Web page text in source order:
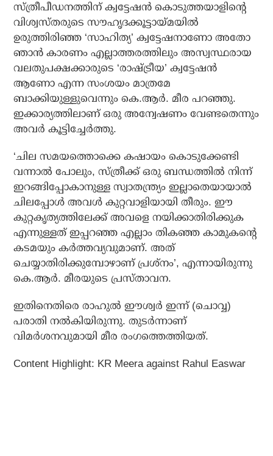
സ്ത്രീപീഡനത്തിന് ക്വട്ടേഷന്‍ കൊടുത്തയാളിന്റെ
വിശ്വസ്തരുടെ സൗഹൃദക്കൂട്ടായ്മയില്‍
ഉരുത്തിരിഞ്ഞ ‘സാഹിത്യ’ ക്വട്ടേഷനാണോ അതോ
ഞാന്‍ കാരണം എല്ലാത്തരത്തിലും അസ്വസ്ഥരായ
വലതുപക്ഷക്കാരുടെ ‘രാഷ്ട്രീയ’ ക്വട്ടേഷന്‍
ആണോ എന്ന സംശയം മാത്രമേ
ബാക്കിയുള്ളുവെന്നും കെ.ആര്‍. മീര പറഞ്ഞു.
ഇക്കാര്യത്തിലാണ് ഒരു അന്വേഷണം വേണ്ടതെന്നും
അവര്‍ കൂട്ടിച്ചേര്‍ത്തു.
‘ചില സമയത്തൊക്കെ കഷായം കൊടുക്കേണ്ടി
വന്നാല്‍ പോലും, സ്ത്രീക്ക് ഒരു ബന്ധത്തില്‍ നിന്ന്
ഇറങ്ങിപ്പോകാനുള്ള സ്വാതന്ത്ര്യം ഇല്ലാതെയായാല്‍
ചിലപ്പോള്‍ അവള്‍ കുറ്റവാളിയായി തീരും. ഈ
കുറ്റകൃത്യത്തിലേക്ക് അവളെ നയിക്കാതിരിക്കുക
എന്നുള്ളത് ഇപ്പറഞ്ഞ എല്ലാം തികഞ്ഞ കാമുകന്റെ
കടമയും കര്‍ത്തവ്യവുമാണ്. അത്
ചെയ്യാതിരിക്കുമ്പോഴാണ് പ്രശ്നം’, എന്നായിരുന്നു
കെ.ആര്‍. മീരയുടെ പ്രസ്താവന.
ഇതിനെതിരെ രാഹുല്‍ ഈശ്വര്‍ ഇന്ന് (ചൊവ്വ)
പരാതി നല്‍കിയിരുന്നു. തുടര്‍ന്നാണ്
വിമര്‍ശനവുമായി മീര രംഗത്തെത്തിയത്.
Content Highlight: KR Meera against Rahul Easwar